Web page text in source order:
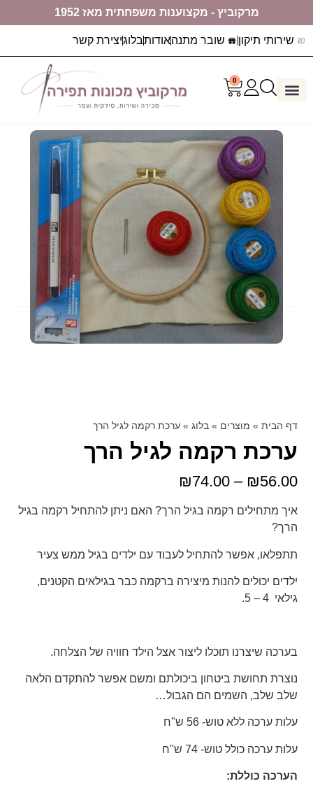
מרקוביץ - מקצוענות משפחתית מאז 1952
שירותי תיקון שובר מתנהאודותבלוגיצירת קשר
0
דף הבית » מוצרים »בלוג »ערכת רקמה לגיל הרך
ערכת רקמה לגיל הרך
₪56.00
–
₪74.00
איך מתחילים רקמה בגיל הרך? האם ניתן להתחיל רקמה בגיל
הרך?
תתפלאו, אפשר להתחיל לעבוד עם ילדים בגיל ממש צעיר
ילדים יכולים להנות מיצירה ברקמה כבר בגילאים הקטנים,
גילאי 4 – 5.
בערכה שיצרנו תוכלו ליצור אצל הילד חוויה של הצלחה.
נוצרת תחושת ביטחון ביכולתם ומשם אפשר להתקדם הלאה
שלב שלב, השמים הם הגבול…
עלות ערכה ללא טוש- 56 ש"ח
עלות ערכה כולל טוש- 74 ש"ח
הערכה כוללת: